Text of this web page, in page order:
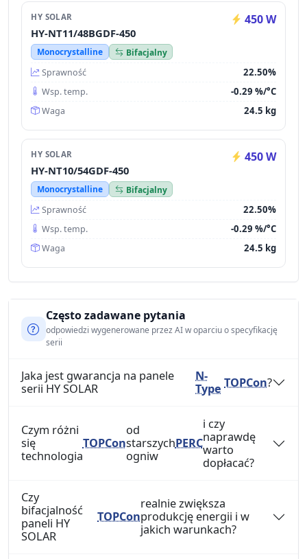
HY SOLAR 450 W
HY-NT11/48BGDF-450
Monocrystalline
Bifacjalny
Sprawność
22.50%
Wsp. temp. -0.29 %/°C
Waga 24.5 kg
HY SOLAR 450 W
HY-NT10/54GDF-450
Monocrystalline
Bifacjalny
Sprawność
22.50%
Wsp. temp. -0.29 %/°C
Waga 24.5 kg
Często zadawane pytania
odpowiedzi wygenerowane przez AI w oparciu o specyfikację
serii
Jaka jest gwarancja na panele
serii HY SOLAR
N-
Type TOPCon?
Czym różni
się
technologia
TOPCon
od
starszych
ogniw
PERC
i czy
naprawdę
warto
dopłacać?
Czy
bifacjalność
paneli HY
SOLAR
TOPCon
realnie zwiększa
produkcję energii i w
jakich warunkach?